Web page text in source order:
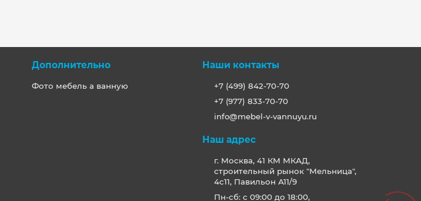
Дополнительно
Фото мебель а ванную
Наши контакты
+7 (499) 842-70-70
+7 (977) 833-70-70
info@mebel-v-vannuyu.ru
Наш адрес
г. Москва, 41 КМ МКАД,
строительный рынок "Мельница",
4с11, Павильон А11/9
Пн-сб: с 09:00 до 18:00,